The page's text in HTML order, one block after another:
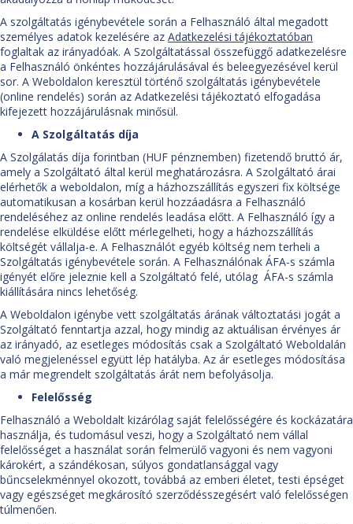
A szolgáltatás igénybevétele során a Felhasználó által megadott
személyes adatok kezelésére az Adatkezelési tájékoztatóban
foglaltak az irányadóak. A Szolgáltatással összefüggő adatkezelésre
a Felhasználó önkéntes hozzájárulásával és beleegyezésével kerül
sor. A Weboldalon keresztül történő szolgáltatás igénybevétele
(online rendelés) során az Adatkezelési tájékoztató elfogadása
kifejezett hozzájárulásnak minősül.
A Szolgáltatás díja
A Szolgálatás díja forintban (HUF pénznemben) fizetendő bruttó ár,
amely a Szolgáltató által kerül meghatározásra. A Szolgáltató árai
elérhetők a weboldalon, míg a házhozszállítás egyszeri fix költsége
automatikusan a kosárban kerül hozzáadásra a Felhasználó
rendeléséhez az online rendelés leadása előtt. A Felhasználó így a
rendelése elküldése előtt mérlegelheti, hogy a házhozszállítás
költségét vállalja-e. A Felhasználót egyéb költség nem terheli a
Szolgáltatás igénybevétele során. A Felhasználónak ÁFA-s számla
igényét előre jeleznie kell a Szolgáltató felé, utólag ÁFA-s számla
kiállítására nincs lehetőség.
A Weboldalon igénybe vett szolgáltatás árának változtatási jogát a
Szolgáltató fenntartja azzal, hogy mindig az aktuálisan érvényes ár
az irányadó, az esetleges módosítás csak a Szolgáltató Weboldalán
való megjelenéssel együtt lép hatályba. Az ár esetleges módosítása
a már megrendelt szolgáltatás árát nem befolyásolja.
Felelősség
Felhasználó a Weboldalt kizárólag saját felelősségére és kockázatára
használja, és tudomásul veszi, hogy a Szolgáltató nem vállal
felelősséget a használat során felmerülő vagyoni és nem vagyoni
károkért, a szándékosan, súlyos gondatlansággal vagy
bűncselekménnyel okozott, továbbá az emberi életet, testi épséget
vagy egészséget megkárosító szerződésszegésért való felelősségen
túlmenően.